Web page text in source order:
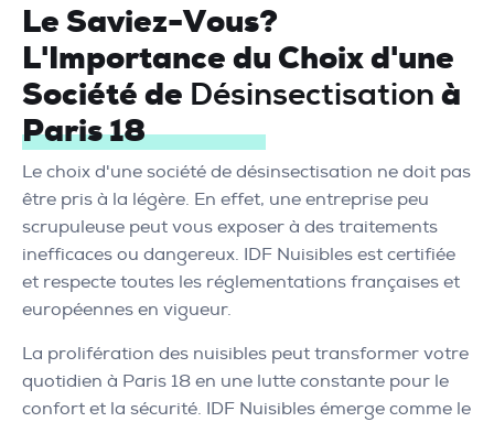
Le Saviez-Vous?
L'Importance du Choix d'une
Société de Désinsectisation à
Paris 18
Le choix d'une société de désinsectisation ne doit pas
être pris à la légère. En effet, une entreprise peu
scrupuleuse peut vous exposer à des traitements
inefficaces ou dangereux. IDF Nuisibles est certifiée
et respecte toutes les réglementations françaises et
européennes en vigueur.
La prolifération des nuisibles peut transformer votre
quotidien à Paris 18 en une lutte constante pour le
confort et la sécurité. IDF Nuisibles émerge comme le